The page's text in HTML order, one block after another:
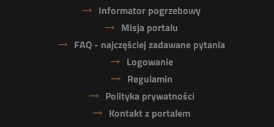
Informator pogrzebowy
Misja portalu
FAQ - najczęściej zadawane pytania
Logowanie
Regulamin
Polityka prywatności
Kontakt z portalem